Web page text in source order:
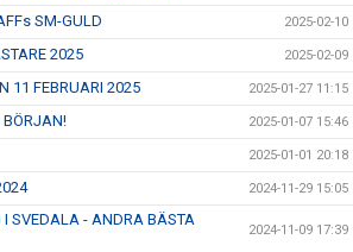
SM-GULD 2025-02-10
2025 2025-02-09
11 FEBRUARI 2025 2025-01-27 11:15
BÖRJAN! 2025-01-07 15:46
2025-01-01 20:18
2024-11-29 15:05
I SVEDALA - ANDRA BÄSTA
2024-11-09 17:39